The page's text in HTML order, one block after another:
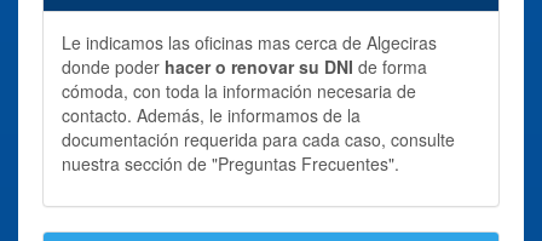
Le indicamos las oficinas mas cerca de Algeciras
donde poder hacer o renovar su DNI de forma
cómoda, con toda la información necesaria de
contacto. Además, le informamos de la
documentación requerida para cada caso, consulte
nuestra sección de "Preguntas Frecuentes".